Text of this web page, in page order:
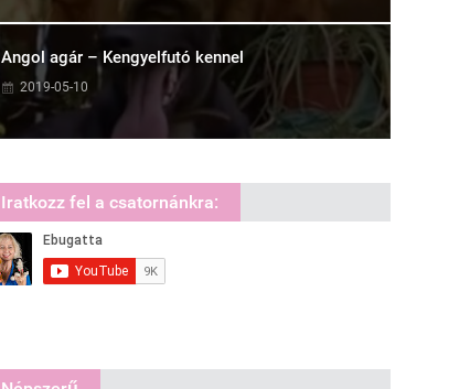
Angol agár – Kengyelfutó kennel
2019-05-10
Iratkozz fel a csatornánkra: